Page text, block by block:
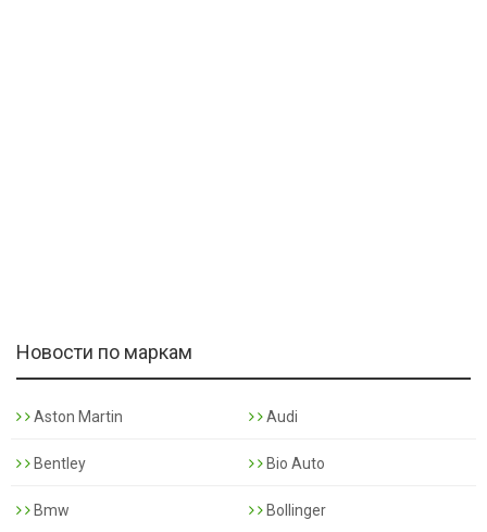
Новости по маркам
Aston Martin Audi
Bentley Bio Auto
Bmw Bollinger